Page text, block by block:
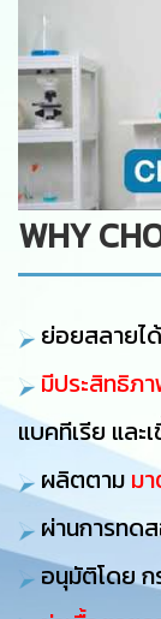
WHY
ย่อยสลายได้
มีประสิทธิภ
แบคทีเรีย และ
ผลิตตาม ม
ผ่านการทด
อนุมัติโดย